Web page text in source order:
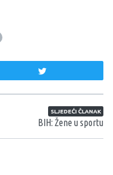
SLJEDEĆI ČLANAK
BIH: Žene u sportu